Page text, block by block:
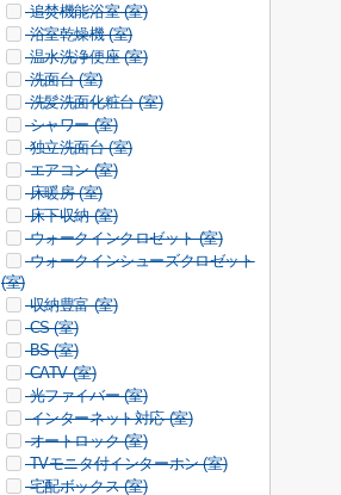
追焚機能浴室 (室)
浴室乾燥機 (室)
温水洗浄便座 (室)
洗面台 (室)
洗髪洗面化粧台 (室)
シャワー (室)
独立洗面台 (室)
エアコン (室)
床暖房 (室)
床下収納 (室)
ウォークインクロゼット (室)
ウォークインシューズクロゼット
(室)
収納豊富 (室)
CS (室)
BS (室)
CATV (室)
光ファイバー (室)
インターネット対応 (室)
オートロック (室)
TVモニタ付インターホン (室)
宅配ボックス (室)